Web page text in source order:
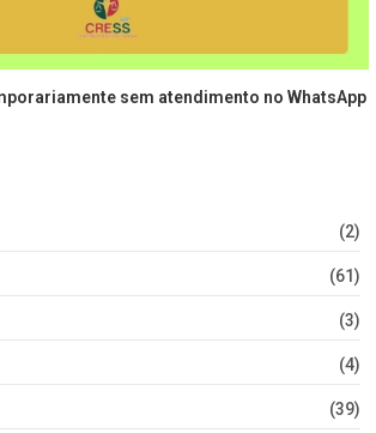
sem atendimento no WhatsApp
(2)
(61)
(3)
(4)
(39)